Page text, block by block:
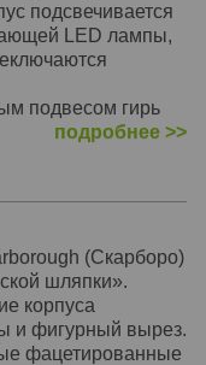
подсвечивается
LED лампы,
подвесом гирь
Wire
Бам
подробнее >>
(Скарборо)
шляпки».
корпуса
и фигурный вырез.
фацетированные